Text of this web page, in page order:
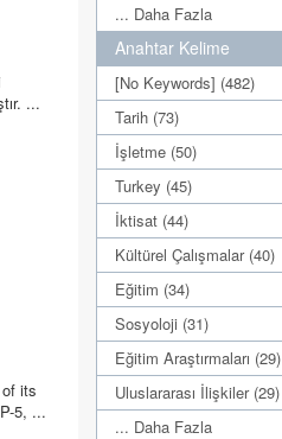
...
its
5, ...
... Daha Fazla
Anahtar Kelime
[No Keywords] (482)
Tarih (73)
İşletme (50)
Turkey (45)
İktisat (44)
Kültürel Çalışmalar (40)
Eğitim (34)
Sosyoloji (31)
Eğitim Araştırmaları (29)
Uluslararası İlişkiler (29)
... Daha Fazla